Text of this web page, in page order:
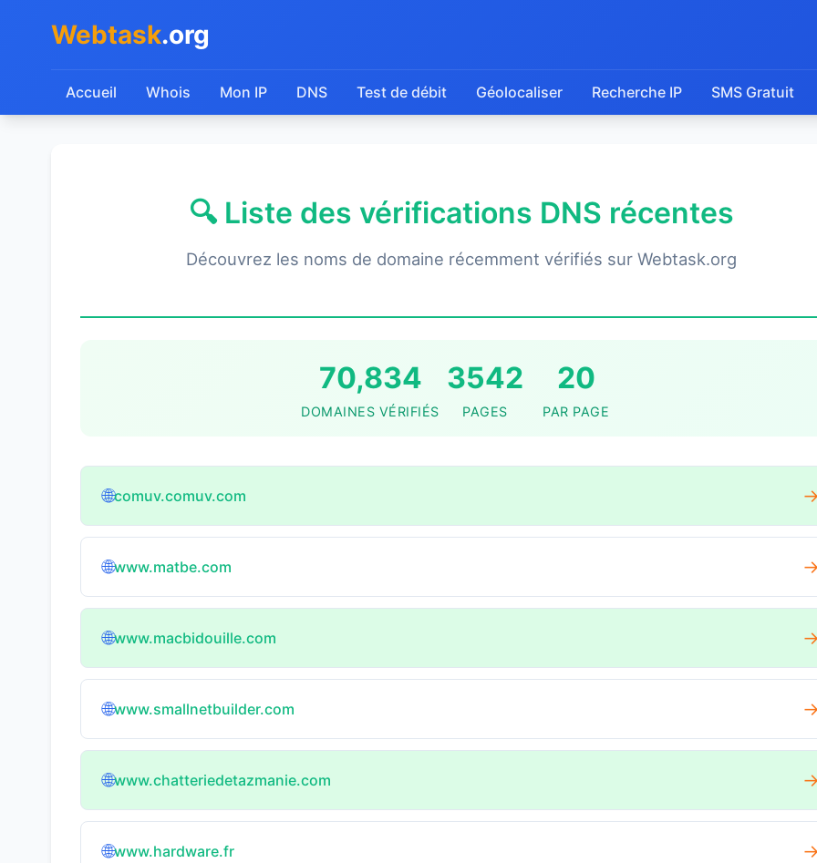
Webtask.org
Accueil Whois Mon IP DNS Test de débit Géolocaliser Recherche IP SMS Gratuit
🔍 Liste des vérifications DNS récentes
Découvrez les noms de domaine récemment vérifiés sur Webtask.org
70,834
DOMAINES VÉRIFIÉS
3542
PAGES
20
PAR PAGE
🌐comuv.comuv.com →
🌐www.matbe.com →
🌐www.macbidouille.com →
🌐www.smallnetbuilder.com →
🌐www.chatteriedetazmanie.com →
🌐www.hardware.fr →